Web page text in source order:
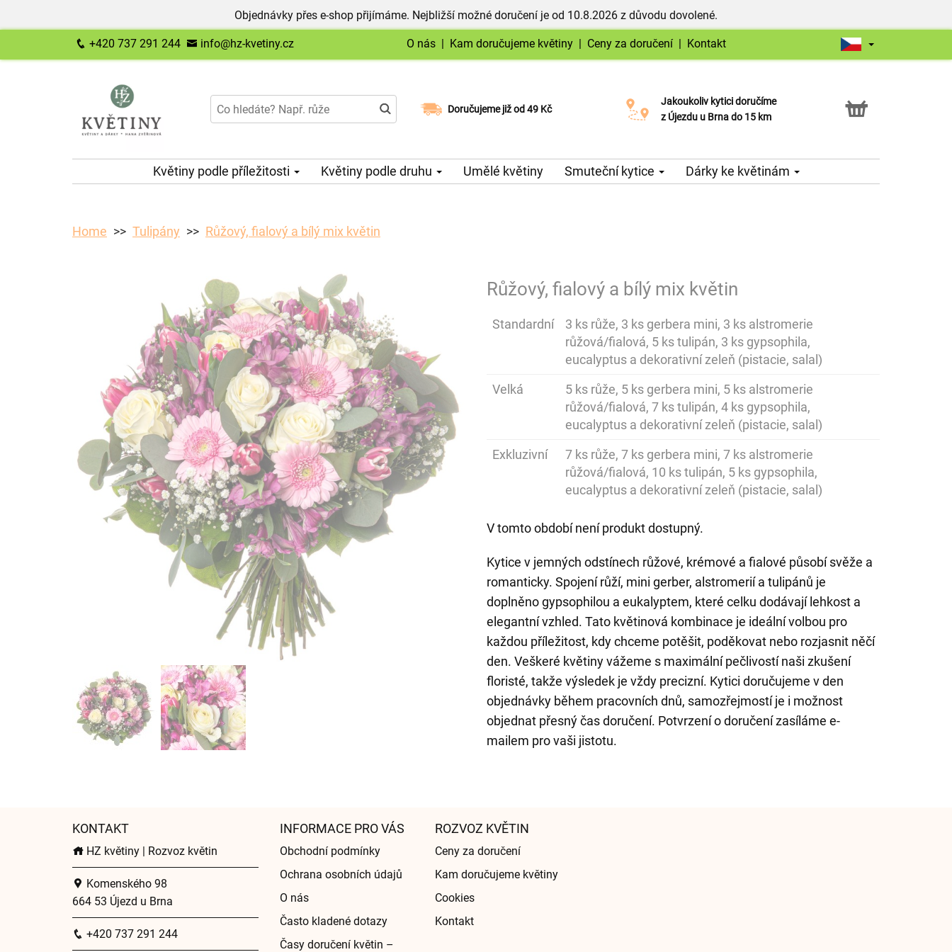
Objednávky přes e-shop přijímáme. Nejbližší možné doručení je od 10.8.2026 z důvodu dovolené.
+420 737 291 244 info@hz-kvetiny.cz O nás | Kam doručujeme květiny | Ceny za doručení | Kontakt
Doručujeme již od 49 Kč
Možný výběr času a dne doručení
Jakoukoliv kytici doručíme
z Újezdu u Brna do 15 km
Možnost vyzvednout v naší květince
Květiny podle příležitosti Květiny podle druhu Umělé květiny Smuteční kytice Dárky ke květinám
Home Tulipány Růžový, fialový a bílý mix květin
Růžový, fialový a bílý mix květin
Standardní
3 ks růže, 3 ks gerbera mini, 3 ks alstromerie
růžová/fialová, 5 ks tulipán, 3 ks gypsophila,
eucalyptus a dekorativní zeleň (pistacie, salal)
Velká
5 ks růže, 5 ks gerbera mini, 5 ks alstromerie
růžová/fialová, 7 ks tulipán, 4 ks gypsophila,
eucalyptus a dekorativní zeleň (pistacie, salal)
Exkluzivní
7 ks růže, 7 ks gerbera mini, 7 ks alstromerie
růžová/fialová, 10 ks tulipán, 5 ks gypsophila,
eucalyptus a dekorativní zeleň (pistacie, salal)
V tomto období není produkt dostupný.
Kytice v jemných odstínech růžové, krémové a fialové působí svěže a
romanticky. Spojení růží, mini gerber, alstromerií a tulipánů je
doplněno gypsophilou a eukalyptem, které celku dodávají lehkost a
elegantní vzhled. Tato květinová kombinace je ideální volbou pro
každou příležitost, kdy chceme potěšit, poděkovat nebo rozjasnit něčí
den. Veškeré květiny vážeme s maximální pečlivostí naši zkušení
floristé, takže výsledek je vždy precizní. Kytici doručujeme v den
objednávky během pracovních dnů, samozřejmostí je i možnost
objednat přesný čas doručení. Potvrzení o doručení zasíláme e-
mailem pro vaši jistotu.
KONTAKT
HZ květiny | Rozvoz květin
Komenského 98
664 53 Újezd u Brna
+420 737 291 244
INFORMACE PRO VÁS
Obchodní podmínky
Ochrana osobních údajů
O nás
Často kladené dotazy
Časy doručení květin –
ROZVOZ KVĚTIN
Ceny za doručení
Kam doručujeme květiny
Cookies
Kontakt